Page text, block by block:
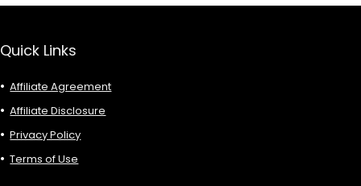
pantalla táctil,
conexión
instantánea con
cable
Quick Links
Affiliate Agreement
Affiliate Disclosure
Privacy Policy
Terms of Use